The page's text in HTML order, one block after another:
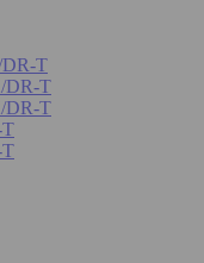
T
DR-T
DR-T